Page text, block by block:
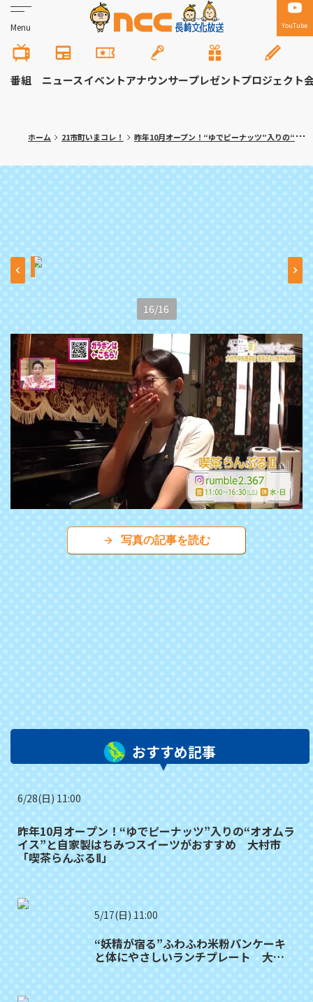
Menu YouTube
番組 ニュースイベントアナウンサープレゼントプロジェクト
ホーム 21市町いまコレ！ 昨年10月オープン！“ゆでピーナッツ”入りの“オオムライス”と自家製はちみつスイーツがおすすめ 大村市「喫茶らんぶるⅡ」
16/16
写真の記事を読む
おすすめ記事
6/28(日) 11:00
昨年10月オープン！“ゆでピーナッツ”入りの“オオムラ
イス”と自家製はちみつスイーツがおすすめ 大村市
「喫茶らんぶるⅡ」
5/17(日) 11:00
“妖精が宿る”ふわふわ米粉パンケーキ
と体にやさしいランチプレート 大村